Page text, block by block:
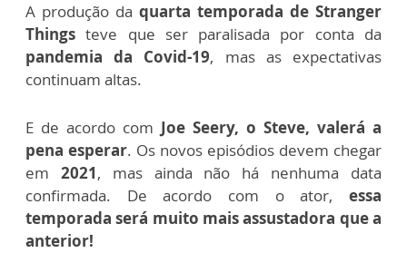
A produção da quarta temporada de Stranger
Thingsteve que ser paralisada por conta da
pandemia da Covid-19, mas as expectativas
continuam altas.
E de acordo com Joe Seery, o Steve, valerá a
pena esperar. Os novos episódios devem chegar
em 2021, mas ainda não há nenhuma data
confirmada. De acordo com o ator, essa
temporada será muito mais assustadora que a
anterior!